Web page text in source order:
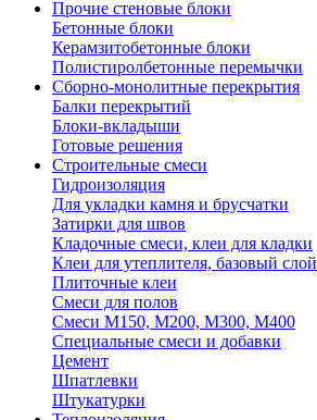
Прочие стеновые блоки
Бетонные блоки
Керамзитобетонные блоки
Полистиролбетонные перемычки
Сборно-монолитные перекрытия
Балки перекрытий
Блоки-вкладыши
Готовые решения
Строительные смеси
Гидроизоляция
Для укладки камня и брусчатки
Затирки для швов
Кладочные смеси, клеи для кладки
Клеи для утеплителя, базовый слой
Плиточные клеи
Смеси для полов
Смеси М150, М200, М300, М400
Специальные смеси и добавки
Цемент
Шпатлевки
Штукатурки